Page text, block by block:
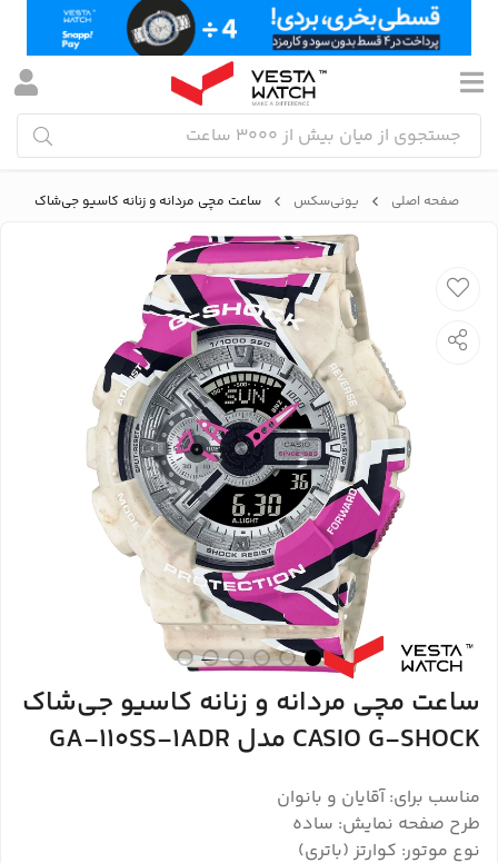
صفحه اصلی یونی‌سکس ساعت مچی مردانه و زنانه کاسیو جی‌شاک CASIO G-SHOCK مدل GA-110SS-1ADR
ساعت مچی مردانه و زنانه کاسیو جی‌شاک
CASIO G-SHOCK مدل GA-110SS-1ADR
مناسب برای: آقایان و بانوان
طرح صفحه نمایش: ساده
نوع موتور: کوارتز (باتری)